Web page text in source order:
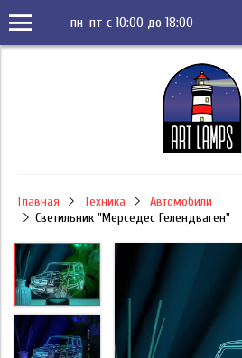
пн-пт с 10:00 до 18:00
Главная Техника
Автомобили
Светильник "Мерседес Гелендваген"